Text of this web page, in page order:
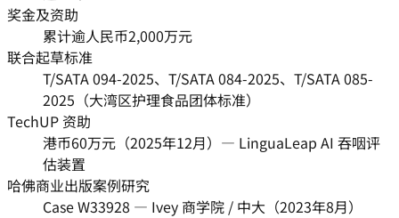
奖金及资助
累计逾人民币2,000万元
联合起草标准
T/SATA 094-2025、T/SATA 084-2025、T/SATA 085-
2025（大湾区护理食品团体标准）
TechUP 资助
港币60万元（2025年12月）— LinguaLeap AI 吞咽评
估装置
哈佛商业出版案例研究
Case W33928 — Ivey 商学院 / 中大（2023年8月）